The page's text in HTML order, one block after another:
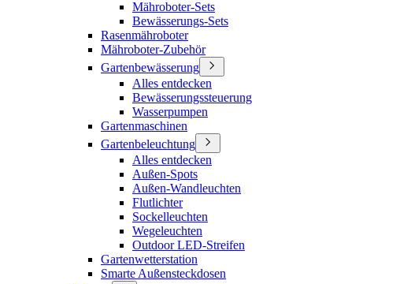
Mähroboter-Sets
Bewässerungs-Sets
Rasenmähroboter
Mähroboter-Zubehör
Gartenbewässerung
Alles entdecken
Bewässerungssteuerung
Wasserpumpen
Gartenmaschinen
Gartenbeleuchtung
Alles entdecken
Außen-Spots
Außen-Wandleuchten
Flutlichter
Sockelleuchten
Wegeleuchten
Outdoor LED-Streifen
Gartenwetterstation
Smarte Außensteckdosen